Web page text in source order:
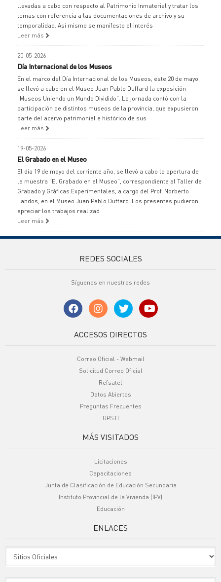
llevadas a cabo con respecto al Patrimonio Inmaterial y tratar los
temas con referencia a las documentaciones de archivo y su
temporalidad. Así mismo se manifesto el interés
Leer más
20-05-2026
Día Internacional de los Museos
En el marco del Día Internacional de los Museos, este 20 de mayo,
se llevó a cabo en el Museo Juan Pablo Duffard la exposición
"Museos Uniendo un Mundo Dividido". La jornada contó con la
participación de distintos museos de la provincia, que expusieron
parte del acervo patrimonial e histórico de sus
Leer más
19-05-2026
El Grabado en el Museo
El día 19 de mayo del corriente año, se llevó a cabo la apertura de
la muestra "El Grabado en el Museo", correspondiente al Taller de
Grabado y Gráficas Experimentales, a cargo del Prof. Norberto
Fandos, en el Museo Juan Pablo Duffard. Los presentes pudieron
apreciar los trabajos realizad
Leer más
REDES SOCIALES
Síguenos en nuestras redes
ACCESOS DIRECTOS
Correo Oficial - Webmail
Solicitud Correo Oficial
Refsatel
Datos Abiertos
Preguntas Frecuentes
UPSTI
MÁS VISITADOS
Licitaciones
Capacitaciones
Junta de Clasificación de Educación Secundaria
Instituto Provincial de la Vivienda (IPV)
Educación
ENLACES